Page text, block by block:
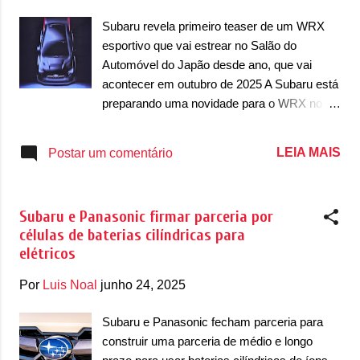
japonesa. O site da Subaru nos Estados
Unidos foi muito breve ao divulgar a imagem
acima e não revelar quase nenhuma
informação além do nome Uncharted. “Junte-
se a nós para a revelação global do
compacto crossover totalmente elétrico da
Subaru revela primeiro teaser de um WRX
esportivo que vai estrear no Salão do
Automóvel do Japão desde ano, que vai
acontecer em outubro de 2025 A Subaru está
preparando uma novidade para o WRX no
tradicionalmente em meados de 2025. O
com um design bem mais esportivo que as
versões que conhecemos (abaixo). O novo
muitos acreditam que sejam o retorno do
anúncio com a imagem foi revelado nas 24
horas no Fuji Speedway, no Japão. Ele se
destaca por trazer um novo para-choque
Postar um comentário LEIA MAIS
Subaru e Panasonic firmar parceria por
células de baterias cilíndricas para
elétricos
Por Luis Noal junho 24, 2025
Subaru e Panasonic fecham parceria para
construir uma parceria de médio e longo